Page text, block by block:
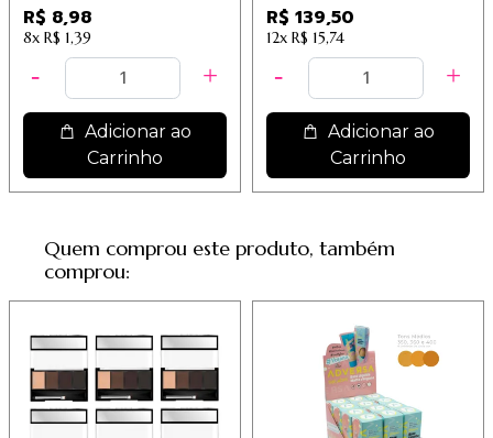
R$ 8,98
8x R$ 1,39
Adicionar ao
Carrinho
R$ 139,50
12x R$ 15,74
Adicionar ao
Carrinho
Quem comprou este produto, também
comprou: